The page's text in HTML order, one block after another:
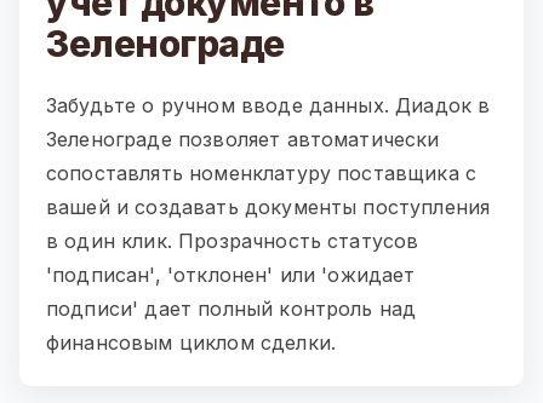
Зеленограде
Забудьте о ручном вводе данных. Диадок в
Зеленограде позволяет автоматически
сопоставлять номенклатуру поставщика с
вашей и создавать документы поступления
в один клик. Прозрачность статусов
'подписан', 'отклонен' или 'ожидает
подписи' дает полный контроль над
финансовым циклом сделки.